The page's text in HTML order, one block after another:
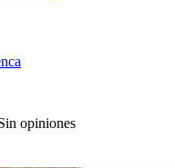
opiniones